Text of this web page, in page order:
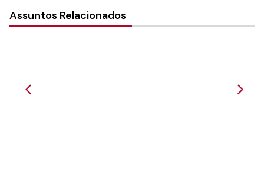
Assuntos Relacionados